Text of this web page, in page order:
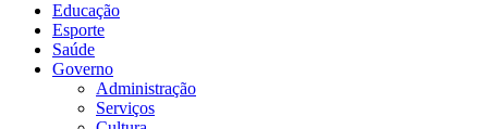
Educação
Esporte
Saúde
Governo
Administração
Serviços